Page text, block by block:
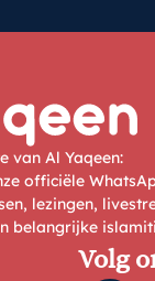
van Al Yaqeen:
officiële
lezingen,
belangrijke
Volg